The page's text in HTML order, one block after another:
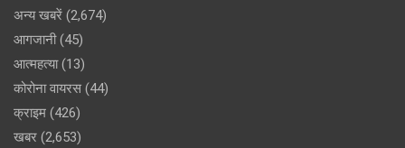
अन्य खबरें (2,674)
आगजानी(45)
आत्महत्या(13)
कोरोना वायरस (44)
क्राइम (426)
खबर (2,653)